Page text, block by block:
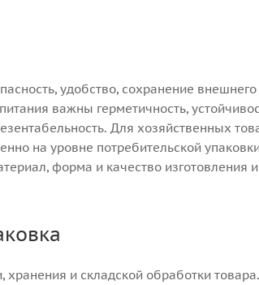
удобство, сохранение внешнего
важны герметичность,
Для хозяйственных
на уровне потребительской
форма и качество изготовления
хранения и складской обработки